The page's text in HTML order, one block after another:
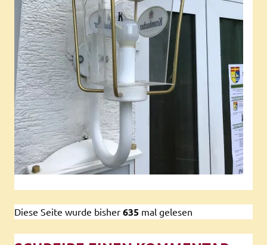
Diese Seite wurde bisher 635 mal gelesen